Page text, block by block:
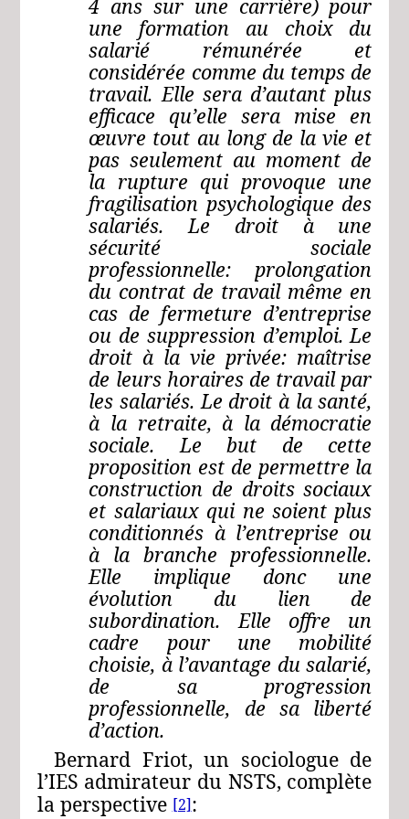
4 ans sur une carrière) pour
une formation au choix du
salarié rémunérée et
considérée comme du temps de
travail. Elle sera d’autant plus
efficace qu’elle sera mise en
œuvre tout au long de la vie et
pas seulement au moment de
la rupture qui provoque une
fragilisation psychologique des
salariés. Le droit à une
sécurité sociale
professionnelle: prolongation
du contrat de travail même en
cas de fermeture d’entreprise
ou de suppression d’emploi. Le
droit à la vie privée: maîtrise
de leurs horaires de travail par
les salariés. Le droit à la santé,
à la retraite, à la démocratie
sociale. Le but de cette
proposition est de permettre la
construction de droits sociaux
et salariaux qui ne soient plus
conditionnés à l’entreprise ou
à la branche professionnelle.
Elle implique donc une
évolution du lien de
subordination. Elle offre un
cadre pour une mobilité
choisie, à l’avantage du salarié,
de sa progression
professionnelle, de sa liberté
d’action.
Bernard Friot, un sociologue de
l’IES admirateur du NSTS, complète
la perspective[2]: